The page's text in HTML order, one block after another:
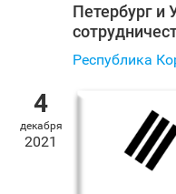
Петербург и
Республика
4
декабря
2021